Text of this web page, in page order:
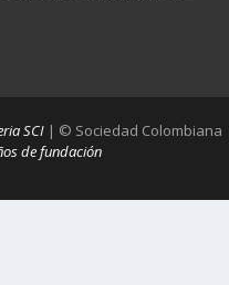
SCI | © Sociedad Colombiana
de fundación